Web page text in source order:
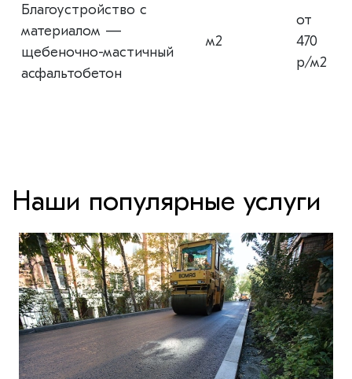
Благоустройство с
материалом —
щебеночно-мастичный
асфальтобетон
м2
от
470
р/м2
Наши популярные услуги